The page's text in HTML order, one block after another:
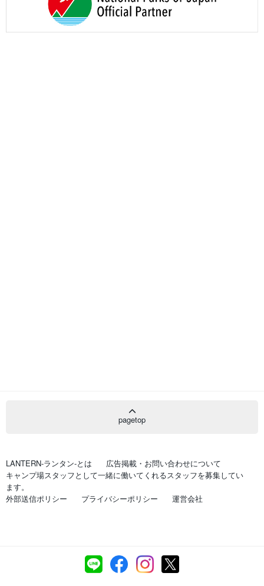
pagetop
LANTERN-ランタン-とは
広告掲載・お問い合わせについて
キャンプ場スタッフとして一緒に働いてくれるスタッフを募集してい
ます。
外部送信ポリシー
プライバシーポリシー 運営会社